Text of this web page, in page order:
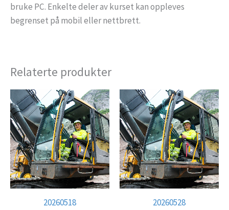
bruke PC. Enkelte deler av kurset kan oppleves
begrenset på mobil eller nettbrett.
Relaterte produkter
20260518
20260528